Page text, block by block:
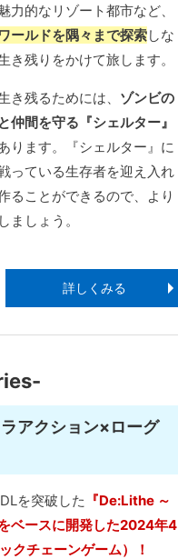
的なリゾート都市など、
ールドを隅々まで探索しな
き残りをかけて旅します。
き残るためには、 ゾンビの
仲間を守る『シェルター』
ります。『シェルター』に
っている生存者を迎え入れ
ることができるので、より
ましょう。
詳しくみる
アクション×ローグ
を突破した 『De:Lithe ～
ベースに開発した2024年4
クチェーンゲーム）！